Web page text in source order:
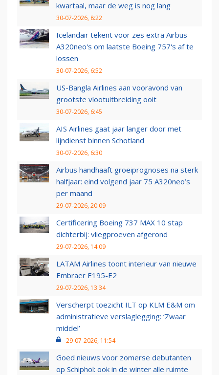
kwartaal, maar de weg is nog lang
30-07-2026, 8:22
Icelandair tekent voor zes extra Airbus
A320neo's om laatste Boeing 757's af te
lossen
30-07-2026, 6:52
US-Bangla Airlines aan vooravond van
grootste vlootuitbreiding ooit
30-07-2026, 6:45
AIS Airlines gaat jaar langer door met
lijndienst binnen Schotland
30-07-2026, 6:30
Airbus handhaaft groeiprognoses na sterk
halfjaar: eind volgend jaar 75 A320neo’s
per maand
29-07-2026, 20:09
Certificering Boeing 737 MAX 10 stap
dichterbij: vliegproeven afgerond
29-07-2026, 14:09
LATAM Airlines toont interieur van nieuwe
Embraer E195-E2
29-07-2026, 13:34
Verscherpt toezicht ILT op KLM E&M om
administratieve verslaglegging: ‘Zwaar
middel’
29-07-2026, 11:54
Goed nieuws voor zomerse debutanten
op Schiphol: ook in de winter alle ruimte